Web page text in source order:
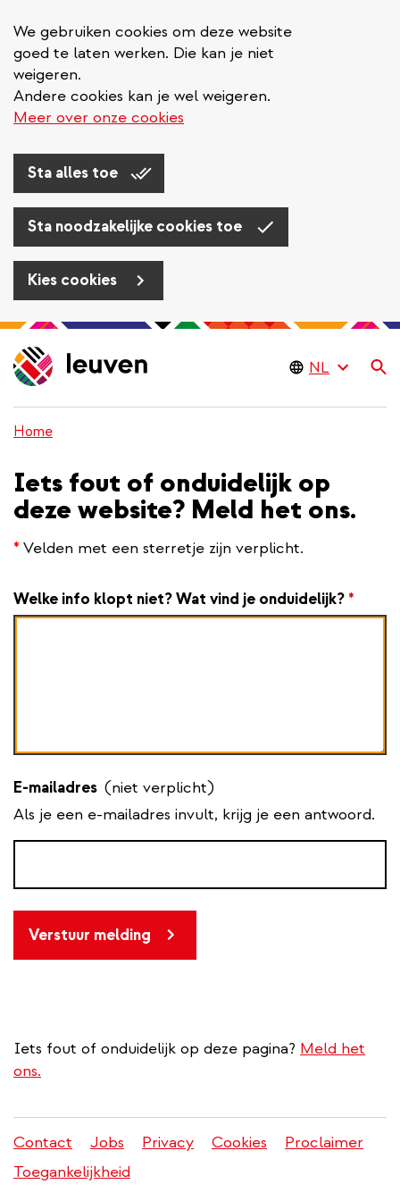
We gebruiken cookies om deze website
goed te laten werken. Die kan je niet
weigeren.
Andere cookies kan je wel weigeren.
Meer over onze cookies
Sta alles toe
Sta noodzakelijke cookies toe
Kies cookies
Overslaan
en
naar
gaan
Home
Iets fout of onduidelijk op
deze website? Meld het ons.
* Velden met een sterretje zijn verplicht.
Welke info klopt niet? Wat vind je onduidelijk? *
E-mailadres (niet verplicht)
Als je een e-mailadres invult, krijg je een antwoord.
Verstuur melding
Iets fout of onduidelijk op deze pagina? Meld het
ons.
Juridisch
menu
Contact Jobs Privacy Cookies
Proclaimer
Toegankelijkheid